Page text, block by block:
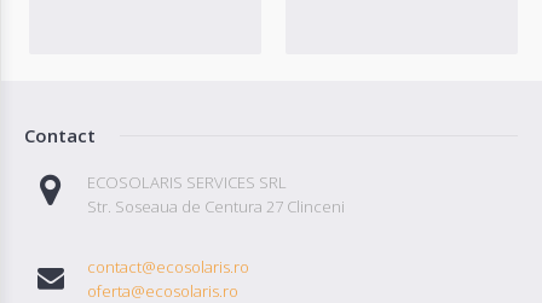
Contact
ECOSOLARIS SERVICES SRL
Str. Soseaua de Centura 27 Clinceni
contact@ecosolaris.ro
oferta@ecosolaris.ro